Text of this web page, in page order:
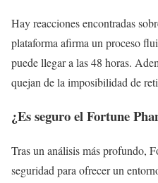
Hay reacciones encontradas
plataforma afirma un proceso
puede llegar a las 48 horas.
quejan de la imposibilidad de
¿Es seguro el Fortune
Tras un análisis más profundo,
seguridad para ofrecer un